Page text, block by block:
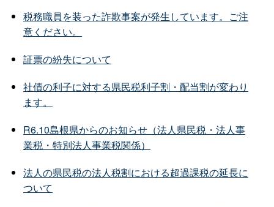
税務職員を装った詐欺事案が発生しています。ご注
意ください。
証票の紛失について
社債の利子に対する県民税利子割・配当割が変わり
ます。
R6.10島根県からのお知らせ（法人県民税・法人事
業税・特別法人事業税関係）
法人の県民税の法人税割における超過課税の延長に
ついて